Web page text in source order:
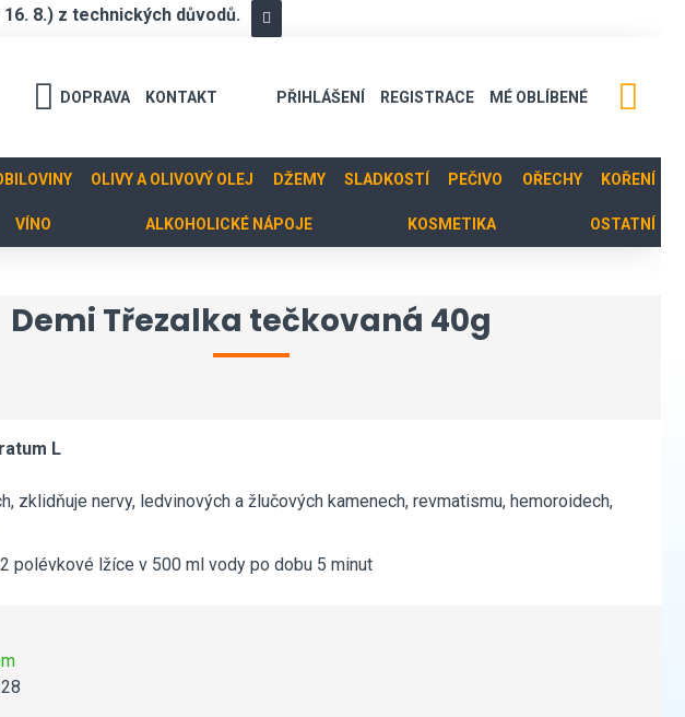
8.) z technických důvodů.
DOPRAVA KONTAKT PŘIHLÁŠENÍ REGISTRACE MÉ OBLÍBENÉ
OLIVY A OLIVOVÝ OLEJ DŽEMY SLADKOSTÍ PEČIVO OŘECHY KOŘENÍ
VÍNO ALKOHOLICKÉ NÁPOJE KOSMETIKA OSTATNÍ
15Kč
Demi Třezalka tečkovaná 40g
L
zklidňuje nervy, ledvinových a žlučových kamenech, revmatismu, hemoroidech,
2 polévkové lžíce v 500 ml vody po dobu 5 minut